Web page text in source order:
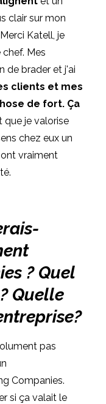
clair sur mon
Katell, je
Mes
de brader et j'ai
clients et mes
de fort. Ça
que je valorise
chez eux un
vraiment
? Quel
Quelle
pas
Companies.
si ça valait le